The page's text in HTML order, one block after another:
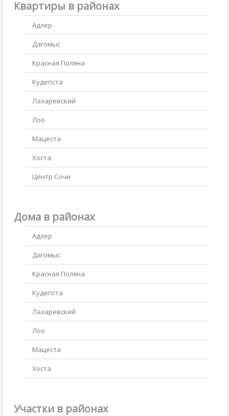
Квартиры в районах
Адлер
Дагомыс
Красная Поляна
Кудепста
Лазаревский
Лоо
Мацеста
Хоста
Центр Сочи
Дома в районах
Адлер
Дагомыс
Красная Поляна
Кудепста
Лазаревский
Лоо
Мацеста
Хоста
Участки в районах